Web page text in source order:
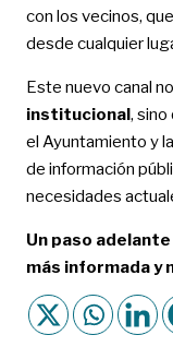
con los vecinos,
desde cualquier
Este nuevo canal
institucional,
el Ayuntamiento y
de información
necesidades
Un paso
más informada y